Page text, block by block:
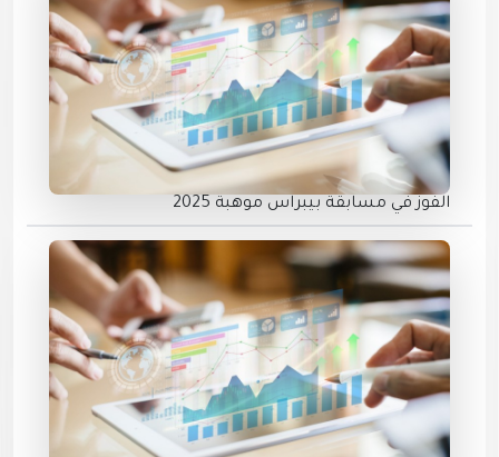
الفوز في مسابقة بيبراس موهبة 2025